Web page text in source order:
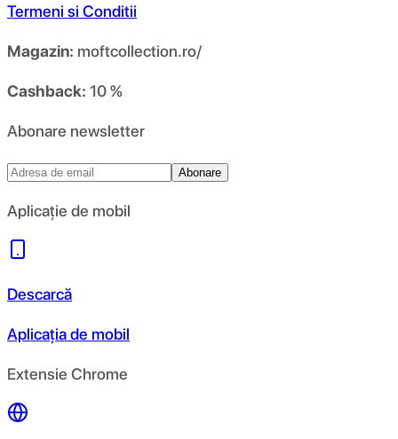
Termeni si Conditii
Magazin: moftcollection.ro/
Cashback: 10 %
Abonare newsletter
Abonare
Aplicație de mobil
Descarcă
Aplicația de mobil
Extensie Chrome